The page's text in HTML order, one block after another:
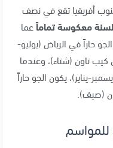
أفريقيا تقع في نصف
معكوسة تماماًعما
حاراً في الرياض (يوليو-
تاون (شتاء)، وعندما
يناير)، يكون الجو حاراً
(صيف).